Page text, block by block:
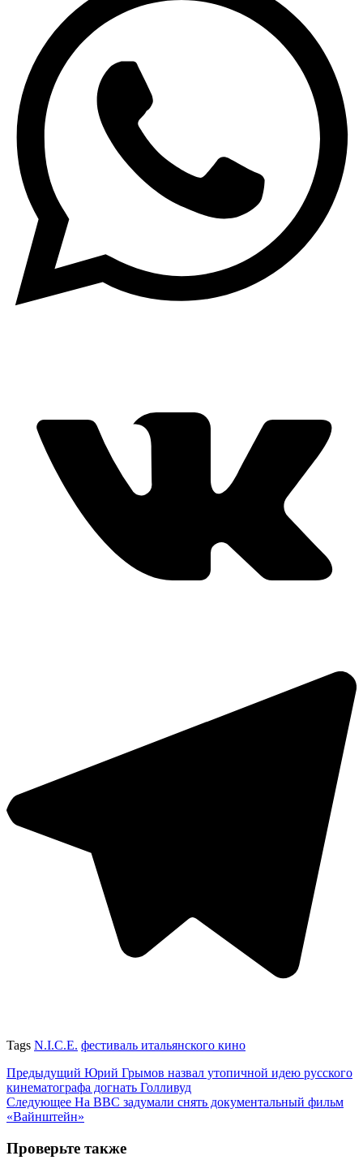
Tags N.I.C.E. фестиваль итальянского кино
Предыдущий Юрий Грымов назвал утопичной идею русского
кинематографа догнать Голливуд
Следующее На BBC задумали снять документальный фильм
«Вайнштейн»
Проверьте также